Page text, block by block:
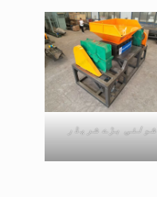
شولئی بڑے شریڈر